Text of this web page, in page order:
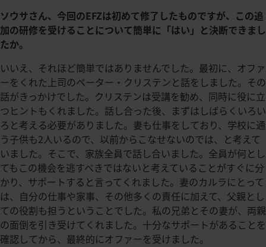
ソウサさん、今回のEFZは初めて修了したものですが、この追
加の研修を受けることについて簡単に「はい」と決断できまし
たか。
いいえ、それほど簡単ではありませんでした。最初に、オファ
ーをくれた上司のペーター・クリステンと話をしました。その
話がきっかけでした。クリステンは受講を勧め、同時に役に立
つヒントもくれました。話し合った後、まずはしばらくいろい
ろと考える必要がありました。妻も仕事をしており、学校に通
う子供も2人いるので、以前からこなせないのでは、と考えて
いました。そこで、家族全員で話し合いました。全員が何とし
てもこの機会を逃すべきではないと考えていることがすぐに分
かり、サポートすると言ってくれました。妻のカルラにとって
は、自分の仕事や家事、その他多くの責任に加えて、父親とし
ての役割も担うということでした。私の兄弟とその妻が、両親
の面倒を引き受けてくれました。十分なサポートがあることを
確認してから、最終的にオファーを受けました。